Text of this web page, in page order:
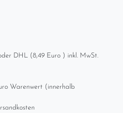
DHL (8,49 Euro ) inkl. MwSt.
Warenwert (innerhalb